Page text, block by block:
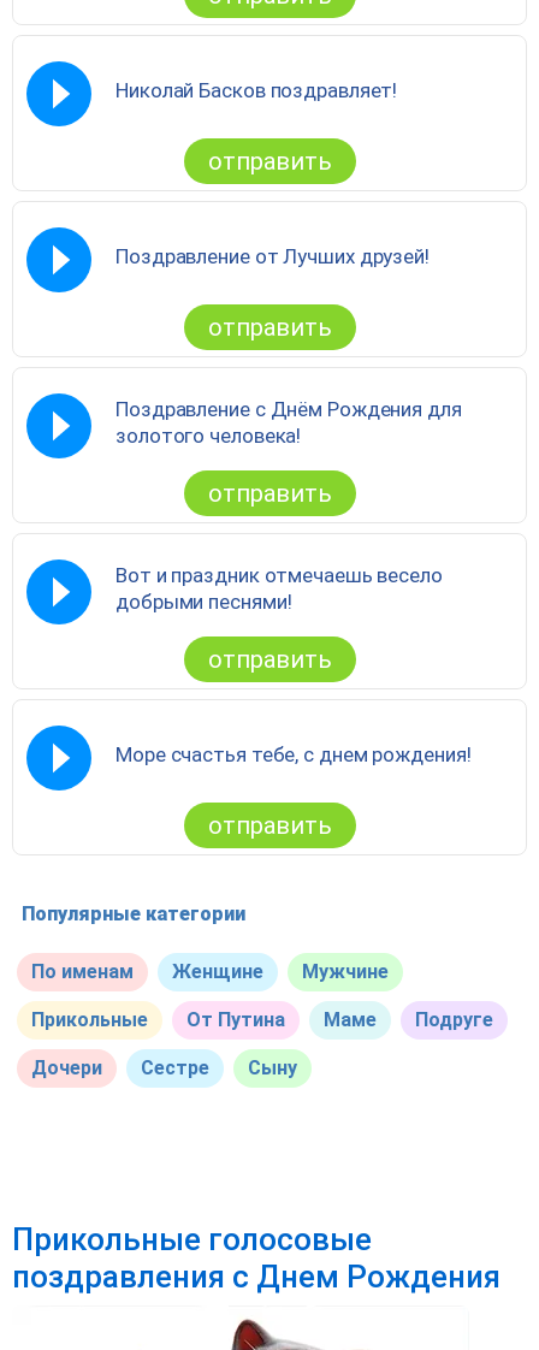
Николай Басков поздравляет!
отправить
Поздравление от Лучших друзей!
отправить
Поздравление с Днём Рождения для
золотого человека!
отправить
Вот и праздник отмечаешь весело
добрыми песнями!
отправить
Море счастья тебе, с днем рождения!
отправить
Популярные категории
По именам Женщине Мужчине
Прикольные От Путина Маме Подруге
Дочери Сестре Сыну
Прикольные голосовые
поздравления с Днем Рождения